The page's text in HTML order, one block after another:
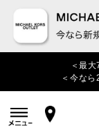
＜最
＜今な